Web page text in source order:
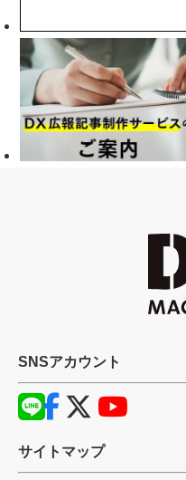
SNSアカウント
サイトマップ